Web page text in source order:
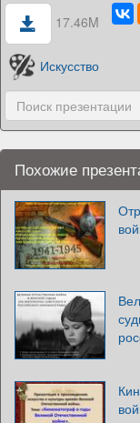
17.46M
Искусство
Похожие